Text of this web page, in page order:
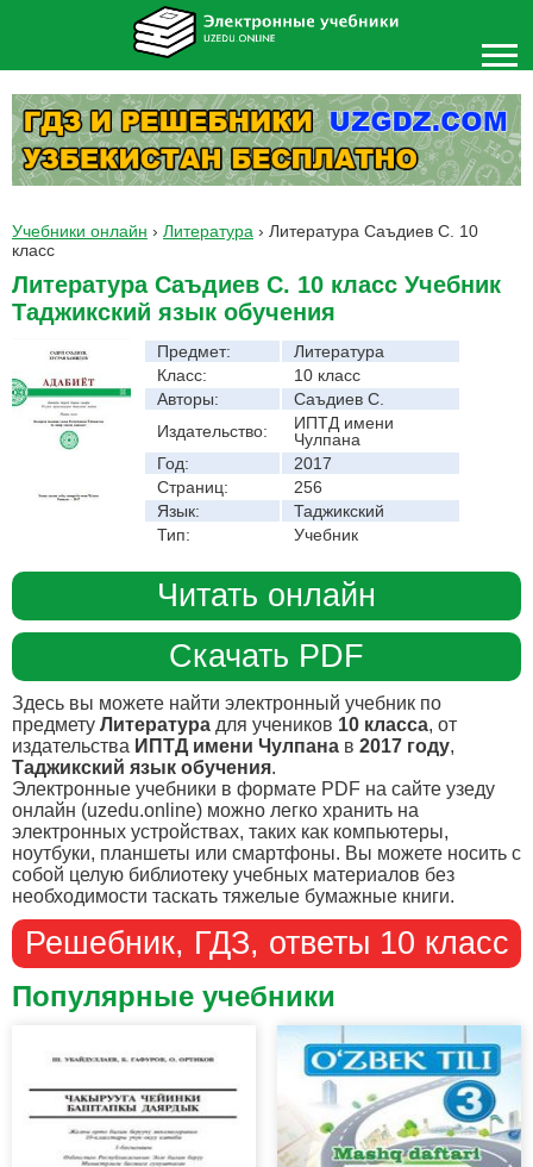
Учебники онлайн › Литература › Литература Саъдиев С. 10
класс
Литература Саъдиев С. 10 класс Учебник
Таджикский язык обучения
Предмет:
Литература
Класс:
10 класс
Авторы:
Саъдиев С.
Издательство:
ИПТД имени
Чулпана
Год:
2017
Страниц:
256
Язык:
Таджикский
Тип:
Учебник
Читать онлайн
Скачать PDF
Здесь вы можете найти электронный учебник по
предмету Литература для учеников 10 класса, от
издательства ИПТД имени Чулпана в 2017 году,
Таджикский язык обучения.
Электронные учебники в формате PDF на сайте узеду
онлайн (uzedu.online) можно легко хранить на
электронных устройствах, таких как компьютеры,
ноутбуки, планшеты или смартфоны. Вы можете носить с
собой целую библиотеку учебных материалов без
необходимости таскать тяжелые бумажные книги.
Решебник, ГДЗ, ответы 10 класс
Популярные учебники